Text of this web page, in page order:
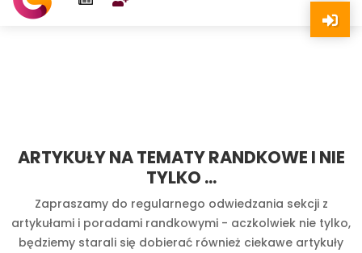
ARTYKUŁY NA TEMATY RANDKOWE I NIE
TYLKO ...
Zapraszamy do regularnego odwiedzania sekcji z
artykułami i poradami randkowymi - aczkolwiek nie tylko,
będziemy starali się dobierać również ciekawe artykuły